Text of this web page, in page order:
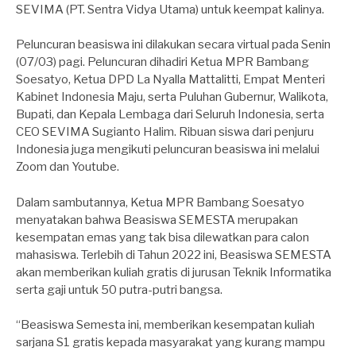
SEVIMA (PT. Sentra Vidya Utama) untuk keempat kalinya.
Peluncuran beasiswa ini dilakukan secara virtual pada Senin
(07/03) pagi. Peluncuran dihadiri Ketua MPR Bambang
Soesatyo, Ketua DPD La Nyalla Mattalitti, Empat Menteri
Kabinet Indonesia Maju, serta Puluhan Gubernur, Walikota,
Bupati, dan Kepala Lembaga dari Seluruh Indonesia, serta
CEO SEVIMA Sugianto Halim. Ribuan siswa dari penjuru
Indonesia juga mengikuti peluncuran beasiswa ini melalui
Zoom dan Youtube.
Dalam sambutannya, Ketua MPR Bambang Soesatyo
menyatakan bahwa Beasiswa SEMESTA merupakan
kesempatan emas yang tak bisa dilewatkan para calon
mahasiswa. Terlebih di Tahun 2022 ini, Beasiswa SEMESTA
akan memberikan kuliah gratis di jurusan Teknik Informatika
serta gaji untuk 50 putra-putri bangsa.
“Beasiswa Semesta ini, memberikan kesempatan kuliah
sarjana S1 gratis kepada masyarakat yang kurang mampu